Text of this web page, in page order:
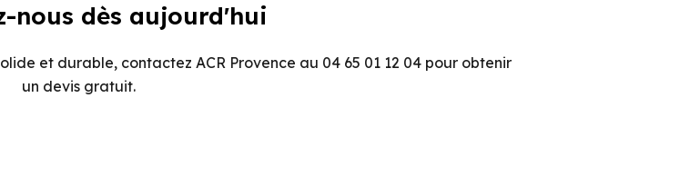
nous dès aujourd'hui
et durable, contactez ACR Provence au 04 65 01 12 04 pour obtenir
un devis gratuit.